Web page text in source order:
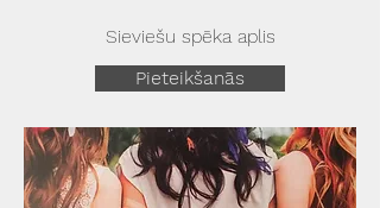
Sieviešu spēka aplis
Pieteikšanās